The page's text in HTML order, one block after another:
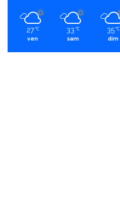
27 ℃
ven
33 ℃
sam
35 ℃
dim